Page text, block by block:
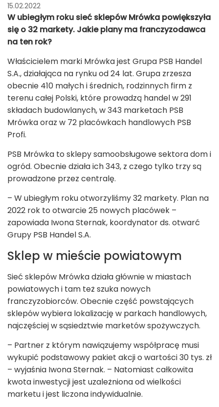
15.02.2022
W ubiegłym roku sieć sklepów Mrówka powiększyła
się o 32 markety. Jakie plany ma franczyzodawca
na ten rok?
Właścicielem marki Mrówka jest Grupa PSB Handel
S.A., działająca na rynku od 24 lat. Grupa zrzesza
obecnie 410 małych i średnich, rodzinnych firm z
terenu całej Polski, które prowadzą handel w 291
składach budowlanych, w 343 marketach PSB
Mrówka oraz w 72 placówkach handlowych PSB
Profi.
PSB Mrówka to sklepy samoobsługowe sektora dom i
ogród. Obecnie działa ich 343, z czego tylko trzy są
prowadzone przez centralę.
– W ubiegłym roku otworzyliśmy 32 markety. Plan na
2022 rok to otwarcie 25 nowych placówek –
zapowiada Iwona Sternak, koordynator ds. otwarć
Grupy PSB Handel S.A.
Sklep w mieście powiatowym
Sieć sklepów Mrówka działa głównie w miastach
powiatowych i tam też szuka nowych
franczyzobiorców. Obecnie część powstających
sklepów wybiera lokalizację w parkach handlowych,
najczęściej w sąsiedztwie marketów spożywczych.
– Partner z którym nawiązujemy współpracę musi
wykupić podstawowy pakiet akcji o wartości 30 tys. zł
– wyjaśnia Iwona Sternak. – Natomiast całkowita
kwota inwestycji jest uzależniona od wielkości
marketu i jest liczona indywidualnie.